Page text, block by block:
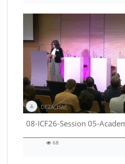
DEZA_HAF
01:14:16 duration
68